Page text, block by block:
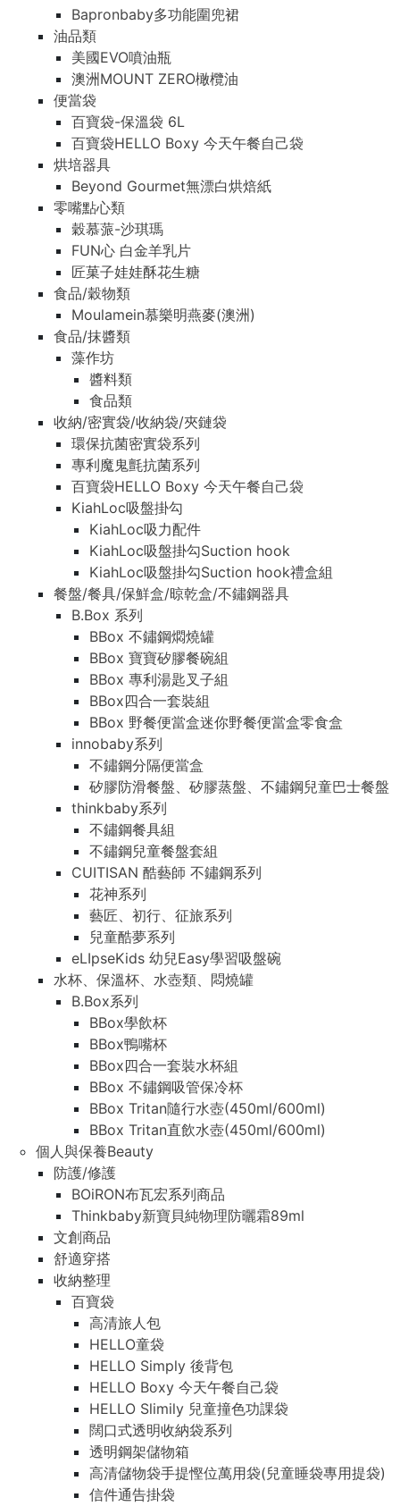
Bapronbaby多功能圍兜裙
油品類
美國EVO噴油瓶
澳洲MOUNT ZERO橄欖油
便當袋
百寶袋-保溫袋 6L
百寶袋HELLO Boxy 今天午餐自己袋
烘培器具
Beyond Gourmet無漂白烘焙紙
零嘴點心類
穀慕蒎-沙琪瑪
FUN心 白金羊乳片
匠菓子娃娃酥花生糖
食品/穀物類
Moulamein慕樂明燕麥(澳洲)
食品/抹醬類
藻作坊
醬料類
食品類
收納/密實袋/收納袋/夾鏈袋
環保抗菌密實袋系列
專利魔鬼氈抗菌系列
百寶袋HELLO Boxy 今天午餐自己袋
KiahLoc吸盤掛勾
KiahLoc吸力配件
KiahLoc吸盤掛勾Suction hook
KiahLoc吸盤掛勾Suction hook禮盒組
餐盤/餐具/保鮮盒/晾乾盒/不鏽鋼器具
B.Box 系列
BBox 不鏽鋼燜燒罐
BBox 寶寶矽膠餐碗組
BBox 專利湯匙叉子組
BBox四合一套裝組
BBox 野餐便當盒迷你野餐便當盒零食盒
innobaby系列
不鏽鋼分隔便當盒
矽膠防滑餐盤、矽膠蒸盤、不鏽鋼兒童巴士餐盤
thinkbaby系列
不鏽鋼餐具組
不鏽鋼兒童餐盤套組
CUITISAN 酷藝師 不鏽鋼系列
花神系列
藝匠、初行、征旅系列
兒童酷夢系列
eLIpseKids 幼兒Easy學習吸盤碗
水杯、保溫杯、水壺類、悶燒罐
B.Box系列
BBox學飲杯
BBox鴨嘴杯
BBox四合一套裝水杯組
BBox 不鏽鋼吸管保冷杯
BBox Tritan隨行水壺(450ml/600ml)
BBox Tritan直飲水壺(450ml/600ml)
個人與保養Beauty
防護/修護
BOiRON布瓦宏系列商品
Thinkbaby新寶貝純物理防曬霜89ml
文創商品
舒適穿搭
收納整理
百寶袋
高清旅人包
HELLO童袋
HELLO Simply 後背包
HELLO Boxy 今天午餐自己袋
HELLO Slimily 兒童撞色功課袋
闊口式透明收納袋系列
透明鋼架儲物箱
高清儲物袋手提慳位萬用袋(兒童睡袋專用提袋)
信件通告掛袋